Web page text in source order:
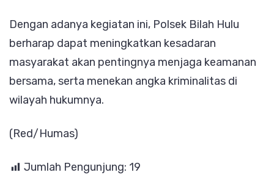
Dengan adanya kegiatan ini, Polsek Bilah Hulu
berharap dapat meningkatkan kesadaran
masyarakat akan pentingnya menjaga keamanan
bersama, serta menekan angka kriminalitas di
wilayah hukumnya.
(Red/Humas)
Jumlah Pengunjung: 19